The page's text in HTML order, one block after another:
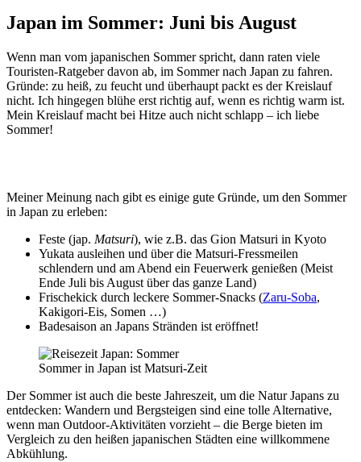
Japan im Sommer: Juni bis August
Wenn man vom japanischen Sommer spricht, dann raten viele
Touristen-Ratgeber davon ab, im Sommer nach Japan zu fahren.
Gründe: zu heiß, zu feucht und überhaupt packt es der Kreislauf
nicht. Ich hingegen blühe erst richtig auf, wenn es richtig warm ist.
Mein Kreislauf macht bei Hitze auch nicht schlapp – ich liebe
Sommer!
Meiner Meinung nach gibt es einige gute Gründe, um den Sommer
in Japan zu erleben:
Feste (jap. Matsuri), wie z.B. das Gion Matsuri in Kyoto
Yukata ausleihen und über die Matsuri-Fressmeilen
schlendern und am Abend ein Feuerwerk genießen (Meist
Ende Juli bis August über das ganze Land)
Frischekick durch leckere Sommer-Snacks (Zaru-Soba,
Kakigori-Eis, Somen …)
Badesaison an Japans Stränden ist eröffnet!
Sommer in Japan ist Matsuri-Zeit
Der Sommer ist auch die beste Jahreszeit, um die Natur Japans zu
entdecken: Wandern und Bergsteigen sind eine tolle Alternative,
wenn man Outdoor-Aktivitäten vorzieht – die Berge bieten im
Vergleich zu den heißen japanischen Städten eine willkommene
Abkühlung.